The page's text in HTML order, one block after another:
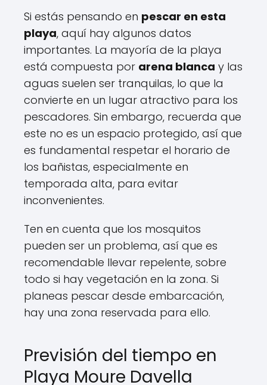
Si estás pensando en pescar en esta
playa, aquí hay algunos datos
importantes. La mayoría de la playa
está compuesta por arena blanca y las
aguas suelen ser tranquilas, lo que la
convierte en un lugar atractivo para los
pescadores. Sin embargo, recuerda que
este no es un espacio protegido, así que
es fundamental respetar el horario de
los bañistas, especialmente en
temporada alta, para evitar
inconvenientes.
Ten en cuenta que los mosquitos
pueden ser un problema, así que es
recomendable llevar repelente, sobre
todo si hay vegetación en la zona. Si
planeas pescar desde embarcación,
hay una zona reservada para ello.
Previsión del tiempo en
Playa Moure Davella